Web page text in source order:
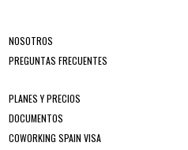
NOSOTROS
PREGUNTAS FRECUENTES
PLANES Y PRECIOS
DOCUMENTOS
COWORKING SPAIN VISA